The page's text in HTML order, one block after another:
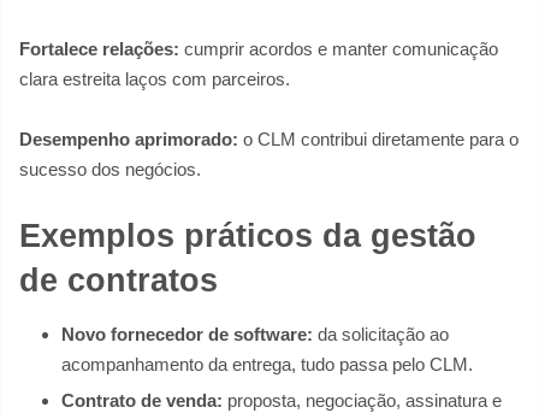
Fortalece relações: cumprir acordos e manter comunicação
clara estreita laços com parceiros.
Desempenho aprimorado: o CLM contribui diretamente para o
sucesso dos negócios.
Exemplos práticos da gestão
de contratos
Novo fornecedor de software: da solicitação ao
acompanhamento da entrega, tudo passa pelo CLM.
Contrato de venda: proposta, negociação, assinatura e